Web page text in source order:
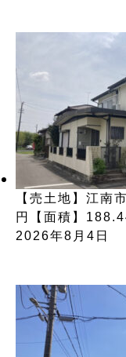
【売土地】江南
円【面積】
2026年8月4日